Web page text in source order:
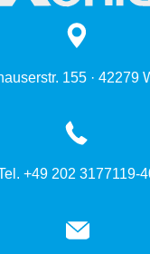
155 · 42279
+49 202 3177119-